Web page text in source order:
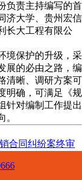
负责主持编写的首
济大学、贵州宏信
长大工程有限公
境保护的升级，采
展的必由之路，编
清晰、调研方案可
明确，可满足《规
针对编制工作提出
。
合同纠纷案终审